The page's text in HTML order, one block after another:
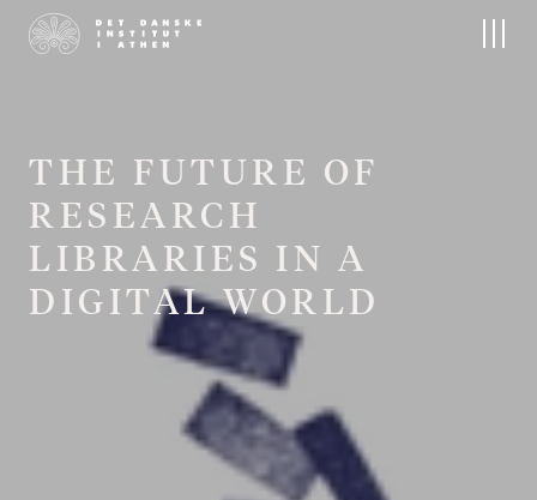
Το Ινστιτούτο
Για το Ινστιτούτο
Η Σκανδιναβική βιβλιοθήκη
Εκδηλώσεις
Προσεχείς Εκδηλώσεις
T H E F U T U R E O F
R E S EA RC H
L IB RA RI E S I N A
D IG ITAL WO R L D